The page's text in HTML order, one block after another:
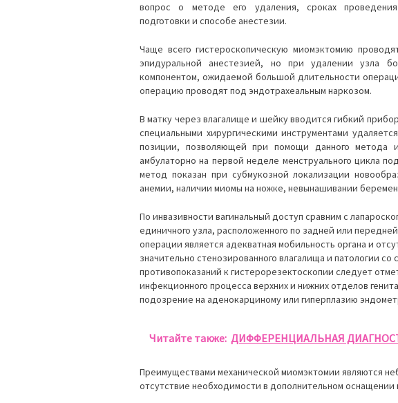
вопрос о методе его удаления, сроках
подготовки и способе анестезии.
Чаще всего гистероскопическую миомэктомию
эпидуральной анестезией, но при удалении узла
компонентом, ожидаемой большой длительности
операцию проводят под эндотрахеальным наркозом.
В матку через влагалище и шейку вводится гибкий
специальными хирургическими инструментами
позиции, позволяющей при помощи данного метода
амбулаторно на первой неделе менструального цикла
метод показан при субмукозной локализации
анемии, наличии миомы на ножке, невынашивании
По инвазивности вагинальный доступ сравним с
единичного узла, расположенного по задней или
операции является адекватная мобильность органа и
значительно стенозированного влагалища и патологии
противопоказаний к гистерорезектоскопии следует
инфекционного процесса верхних и нижних отделов
подозрение на аденокарциному или гиперплазию
Читайте также: ДИФФЕРЕНЦИАЛЬНАЯ
Преимуществами механической миомэктомии являются
отсутствие необходимости в дополнительном